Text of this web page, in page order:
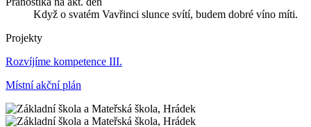
Když o svatém Vavřinci slunce svítí, budem dobré víno míti.
Projekty
Rozvíjíme kompetence III.
Místní akční plán